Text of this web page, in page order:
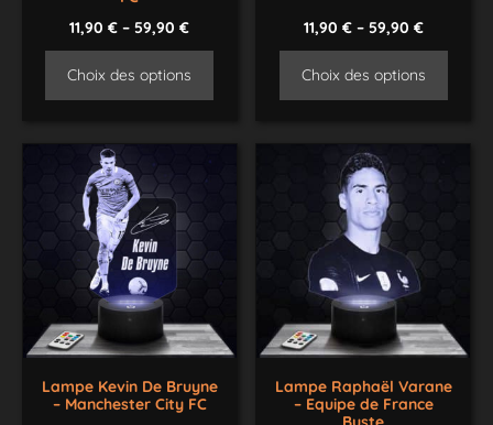
11,90€ –59,90€
Choix des options
11,90 €– 59,90 €
Choix des options
Lampe Kevin De Bruyne
– Manchester City FC
Lampe Raphaël Varane
– Equipe de France